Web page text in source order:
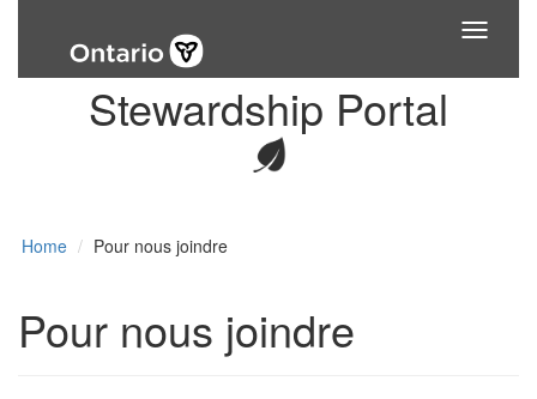
Toggle
Stewardship Portal
Home Pour nous joindre
Pour nous joindre